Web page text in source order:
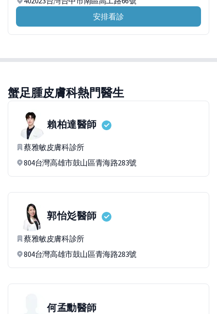
安排看診
蟹足腫皮膚科熱門醫生
賴柏達醫師
蔡雅敏皮膚科診所
804台灣高雄市鼓山區青海路283號
郭怡彣醫師
蔡雅敏皮膚科診所
804台灣高雄市鼓山區青海路283號
何孟勳醫師